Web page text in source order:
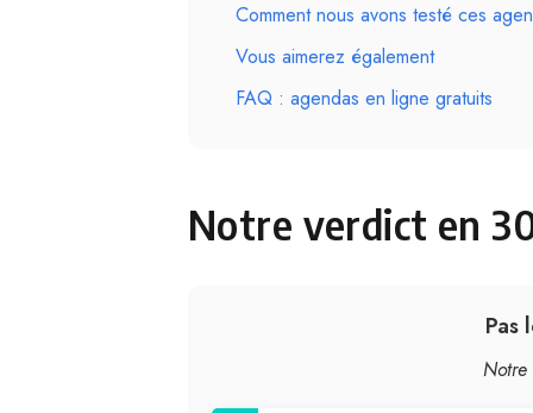
Comment nous avons testé ces
Vous aimerez également
FAQ : agendas en ligne gratuits
Notre verdict en
Pas
Notre